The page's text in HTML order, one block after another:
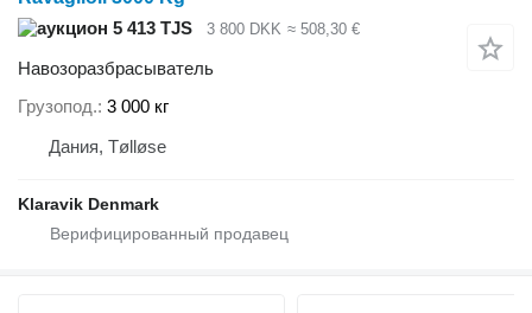
5 413 TJS
3 800 DKK ≈ 508,30 €
Навозоразбрасыватель
Грузопод. 3 000 кг
Дания, Tølløse
Klaravik Denmark